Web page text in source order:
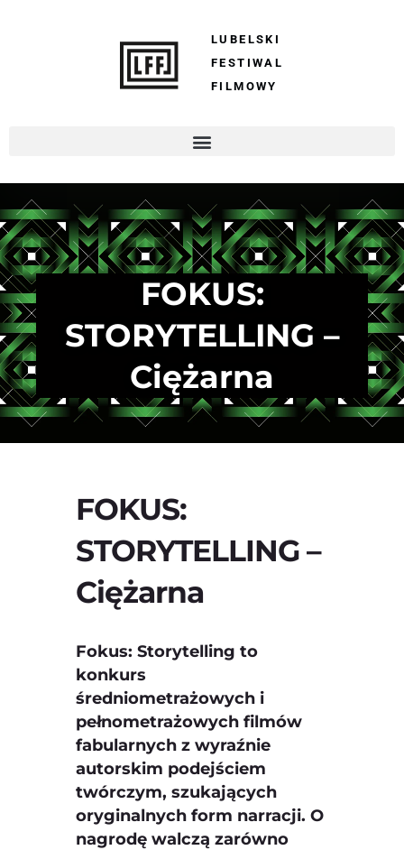
LUBELSKI
FESTIWAL
FILMOWY
FOKUS:
STORYTELLING –
Ciężarna
FOKUS:
STORYTELLING –
Ciężarna
Fokus: Storytelling to
konkurs
średniometrażowych i
pełnometrażowych filmów
fabularnych z wyraźnie
autorskim podejściem
twórczym, szukających
oryginalnych form narracji. O
nagrodę walczą zarówno